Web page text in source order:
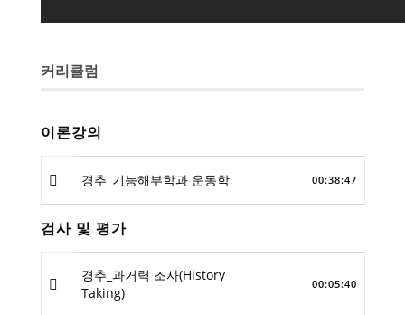
커리큘럼
이론강의
경추_기능해부학과 운동학 00:38:47
검사 및 평가
경추_과거력 조사(History
Taking)
00:05:40